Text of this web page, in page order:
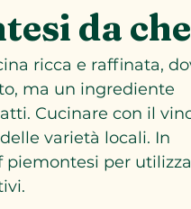
da
ricca e raffinata,
ma un ingrediente
Cucinare con il
varietà locali. In
piemontesi per